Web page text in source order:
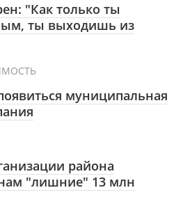
"Как только ты
ты выходишь из
муниципальная
района
"лишние" 13 млн